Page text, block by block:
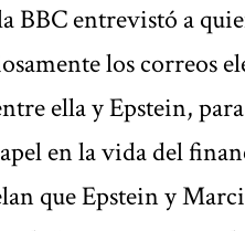
BBC entrevistó a
los correos
ella y Epstein,
en la vida del
que Epstein y